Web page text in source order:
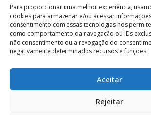
Para proporcionar uma melhor experiência,
cookies para armazenar e/ou acessar
consentimento com essas tecnologias nos
como comportamento da navegação ou IDs
não consentimento ou a revogação do
negativamente determinados recursos e funções.
Aceitar
Rejeitar
48 3524-0137
48 9880-84667